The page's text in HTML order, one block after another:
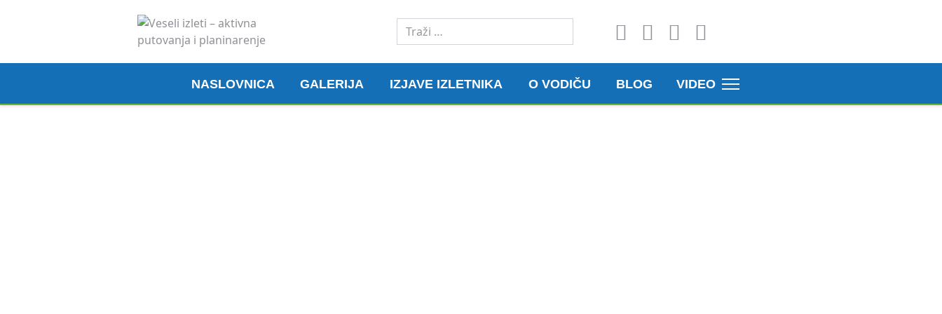
Traži
NASLOVNICA GALERIJA IZJAVE IZLETNIKA O VODIČU BLOG VIDEO